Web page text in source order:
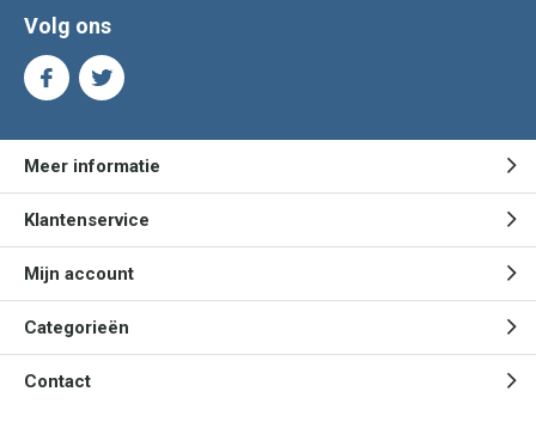
Volg ons
Meer informatie
Klantenservice
Mijn account
Categorieën
Contact